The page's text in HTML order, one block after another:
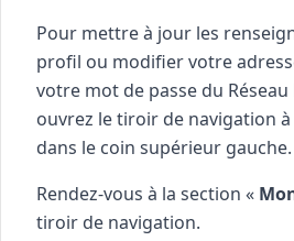
Pour mettre à jour les
profil ou modifier votre
votre mot de passe du Réseau
ouvrez le tiroir de navigation
dans le coin supérieur gauche.
Rendez-vous à la section «
tiroir de navigation.